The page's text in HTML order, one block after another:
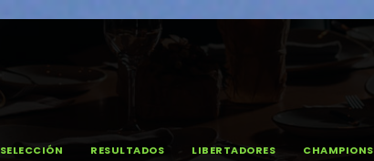
SELECCIÓN RESULTADOS LIBERTADORES CHAMPIONS